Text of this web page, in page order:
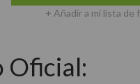
+ Añadir a mi lista de
Oficial: